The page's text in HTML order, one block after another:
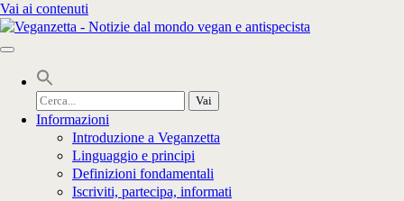
Vai ai contenuti
Cerca
per:
Informazioni
Introduzione a Veganzetta
Linguaggio e principi
Definizioni fondamentali
Iscriviti, partecipa, informati